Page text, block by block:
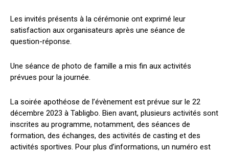
Les invités présents à la cérémonie ont exprimé leur
satisfaction aux organisateurs après une séance de
question-réponse.
Une séance de photo de famille a mis fin aux activités
prévues pour la journée.
La soirée apothéose de l’évènement est prévue sur le 22
décembre 2023 à Tabligbo. Bien avant, plusieurs activités sont
inscrites au programme, notamment, des séances de
formation, des échanges, des activités de casting et des
activités sportives. Pour plus d’informations, un numéro est